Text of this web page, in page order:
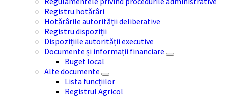
Registru hotărâri
Hotărârile autorității deliberative
Registru dispoziții
Dispozițiile autorității executive
Documente și informații financiare
Buget local
Alte documente
Lista funcțiilor
Registrul Agricol